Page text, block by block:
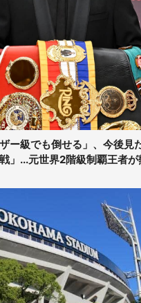
ー級でも倒せる」、今後見
」...元世界2階級制覇王者が